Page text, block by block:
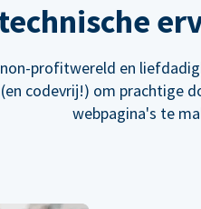
profitwereld en
codevrij!) om prachtige
webpagina's te